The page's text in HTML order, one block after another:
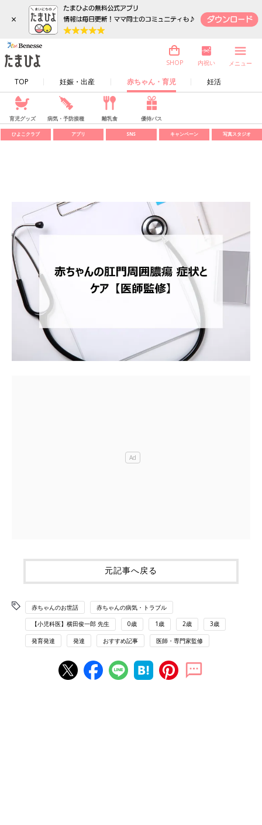
×
TOP 妊娠・出産 赤ちゃん・育児 妊活
SHOP 内祝い メニュー
育児グッズ 病気・予防接種 離乳食 優待パス
ひよこクラブ アプリ SNS キャンペーン 写真スタジオ
元記事へ戻る
赤ちゃんのお世話 赤ちゃんの病気・トラブル
【小児科医】横田俊一郎 先生 0歳 1歳 2歳 3歳
発育発達 発達 おすすめ記事 医師・専門家監修